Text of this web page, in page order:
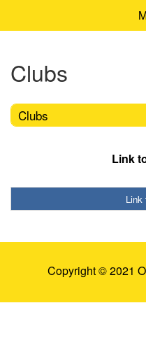
Clubs
Clubs
Link
Link
Copyright © 2021